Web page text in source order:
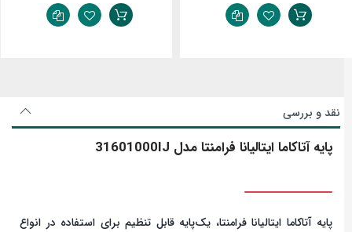
نقد و بررسی
پایه آتاکاما ایتالیانا فرامنتا مدل 31601000IJ
پایه آتاکاما ایتالیانا فرامنتا، یک‌پایه قابل تنظیم برای استفاده در انواع